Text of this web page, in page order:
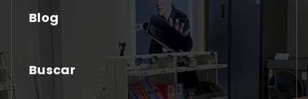
Blog
Buscar